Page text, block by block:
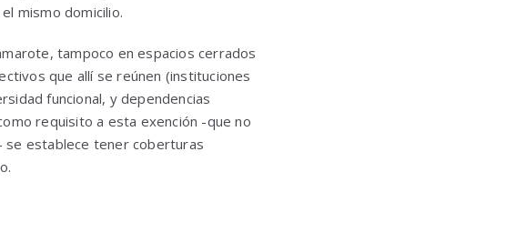
mismo domicilio.
tampoco en espacios cerrados
que allí se reúnen (instituciones
funcional, y dependencias
requisito a esta exención -que no
se establece tener coberturas